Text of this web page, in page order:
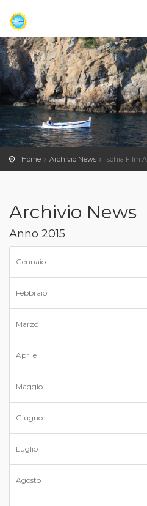
Home Archivio News Ischia Film
Archivio News
Anno 2015
Gennaio
Febbraio
Marzo
Aprile
Maggio
Giugno
Luglio
Agosto